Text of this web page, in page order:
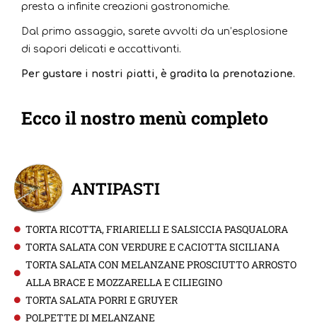
presta a infinite creazioni gastronomiche.
Dal primo assaggio, sarete avvolti da un’esplosione
di sapori delicati e accattivanti.
Per gustare i nostri piatti, è gradita la prenotazione.
Ecco il nostro menù completo
ANTIPASTI
TORTA RICOTTA, FRIARIELLI E SALSICCIA PASQUALORA
TORTA SALATA CON VERDURE E CACIOTTA SICILIANA
TORTA SALATA CON MELANZANE PROSCIUTTO ARROSTO
ALLA BRACE E MOZZARELLA E CILIEGINO
TORTA SALATA PORRI E GRUYER
POLPETTE DI MELANZANE